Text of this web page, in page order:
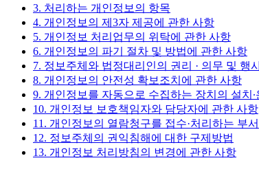
3. 처리하는 개인정보의 항목
4. 개인정보의 제3자 제공에 관한 사항
5. 개인정보 처리업무의 위탁에 관한 사항
6. 개인정보의 파기 절차 및 방법에 관한 사항
7. 정보주체와 법정대리인의 권리 · 의무 및 행
8. 개인정보의 안전성 확보조치에 관한 사항
9. 개인정보를 자동으로 수집하는 장치의 설치
10. 개인정보 보호책임자와 담당자에 관한 사항
11. 개인정보의 열람청구를 접수·처리하는 부서
12. 정보주체의 권익침해에 대한 구제방법
13. 개인정보 처리방침의 변경에 관한 사항